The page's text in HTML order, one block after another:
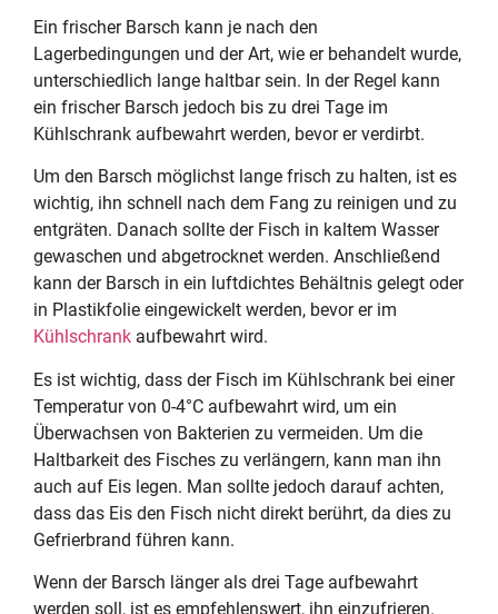
Ein frischer Barsch kann je nach den
Lagerbedingungen und der Art, wie er behandelt wurde,
unterschiedlich lange haltbar sein. In der Regel kann
ein frischer Barsch jedoch bis zu drei Tage im
Kühlschrank aufbewahrt werden, bevor er verdirbt.
Um den Barsch möglichst lange frisch zu halten, ist es
wichtig, ihn schnell nach dem Fang zu reinigen und zu
entgräten. Danach sollte der Fisch in kaltem Wasser
gewaschen und abgetrocknet werden. Anschließend
kann der Barsch in ein luftdichtes Behältnis gelegt oder
in Plastikfolie eingewickelt werden, bevor er im
Kühlschrank aufbewahrt wird.
Es ist wichtig, dass der Fisch im Kühlschrank bei einer
Temperatur von 0-4°C aufbewahrt wird, um ein
Überwachsen von Bakterien zu vermeiden. Um die
Haltbarkeit des Fisches zu verlängern, kann man ihn
auch auf Eis legen. Man sollte jedoch darauf achten,
dass das Eis den Fisch nicht direkt berührt, da dies zu
Gefrierbrand führen kann.
Wenn der Barsch länger als drei Tage aufbewahrt
werden soll, ist es empfehlenswert, ihn einzufrieren.